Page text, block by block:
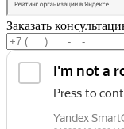
Заказать